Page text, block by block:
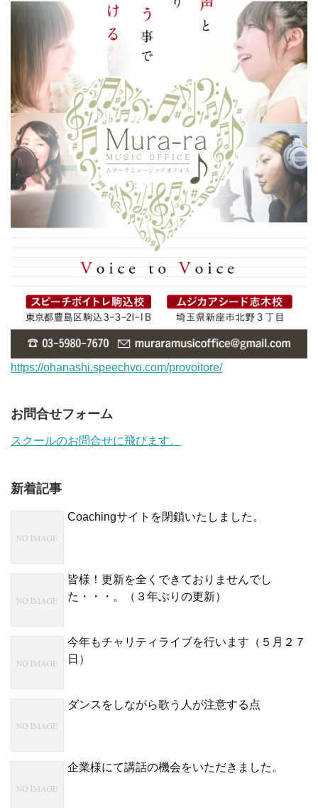
https://ohanashi.speechvo.com/provoitore/
お問合せフォーム
スクールのお問合せに飛びます。
新着記事
Coachingサイトを閉鎖いたしました。
皆様！更新を全くできておりませんでし
た・・・。（３年ぶりの更新）
今年もチャリティライブを行います（５月２７
日）
ダンスをしながら歌う人が注意する点
企業様にて講話の機会をいただきました。